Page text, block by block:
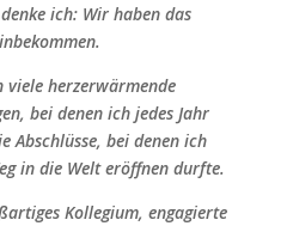
ich: Wir haben das
herzerwärmende
bei denen ich jedes Jahr
Abschlüsse, bei denen ich
in die Welt eröffnen durfte.
Kollegium, engagierte